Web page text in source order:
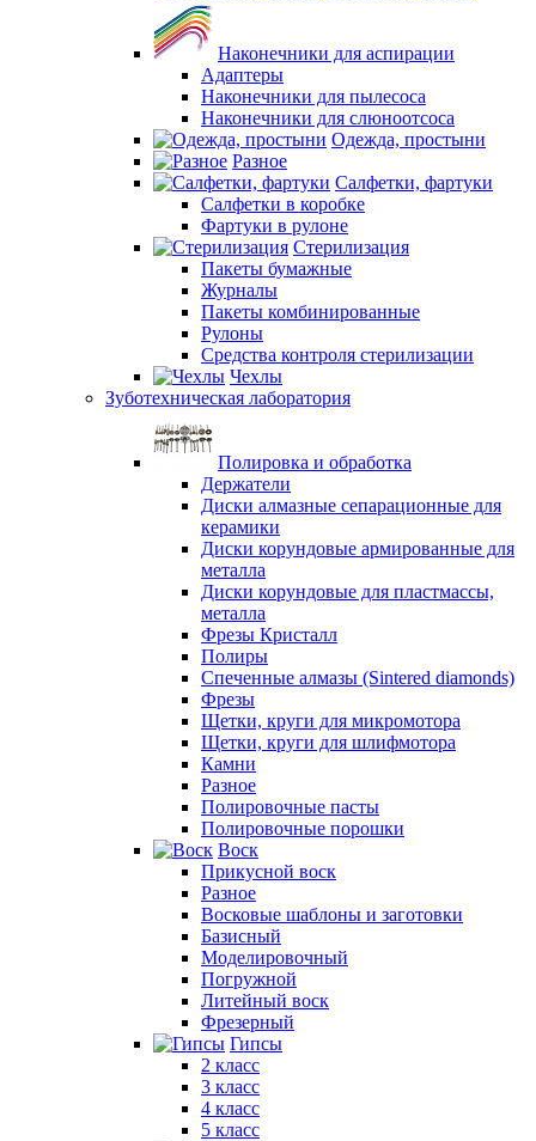
Наконечники для аспирации
Адаптеры
Наконечники для пылесоса
Наконечники для слюноотсоса
Одежда, простыни
Разное
Салфетки, фартуки
Салфетки в коробке
Фартуки в рулоне
Стерилизация
Пакеты бумажные
Журналы
Пакеты комбинированные
Рулоны
Средства контроля стерилизации
Чехлы
Зуботехническая лаборатория
Полировка и обработка
Держатели
Диски алмазные сепарационные для
керамики
Диски корундовые армированные для
металла
Диски корундовые для пластмассы,
металла
Фрезы Кристалл
Полиры
Спеченные алмазы (Sintered diamonds)
Фрезы
Щетки, круги для микромотора
Щетки, круги для шлифмотора
Камни
Разное
Полировочные пасты
Полировочные порошки
Воск
Прикусной воск
Разное
Восковые шаблоны и заготовки
Базисный
Моделировочный
Погружной
Литейный воск
Фрезерный
Гипсы
2 класс
3 класс
4 класс
5 класс